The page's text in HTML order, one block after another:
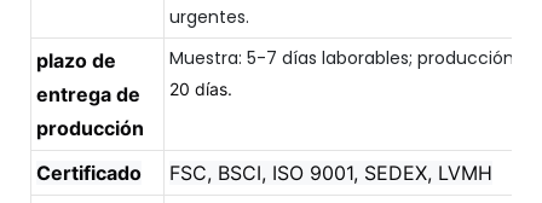
urgentes.
plazo de
entrega de
producción
Muestra: 5-7 días laborables; producción
20 días.
Certificado
FSC, BSCI, ISO 9001, SEDEX, LVMH